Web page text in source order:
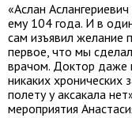
«Аслан
ему 104 года. И в
сам изъявил желание
первое, что мы
врачом. Доктор даже
никаких хронических
полету у аксакала
мероприятия